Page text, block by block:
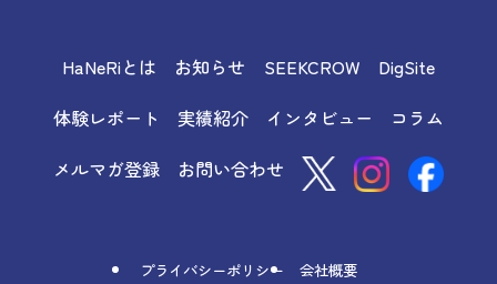
HaNeRiとは お知らせ SEEKCROW
DigSite
体験レポート
実績紹介 インタビュー
コラム
メルマガ登録
お問い合わせ
プライバシーポリシー 会社概要